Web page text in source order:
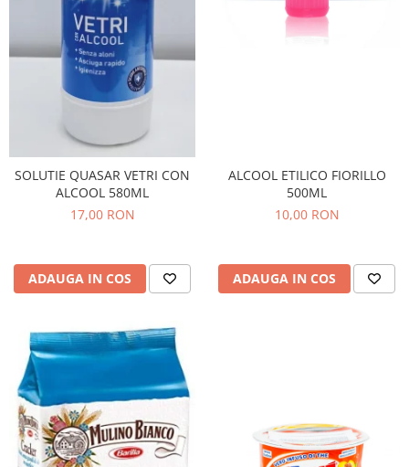
Bere italiana
Vinuri italiene
Bauturi aperitive, alcoolice
Apa italiana
Panettone cozonac italian,
Pandoro si Balocco
Produse fara gluten
Produse de patiserie
SOLUTIE QUASAR VETRI CON
ALCOOL 580ML
17,00 RON
ADAUGA IN COS
ALCOOL ETILICO FIORILLO
500ML
10,00 RON
ADAUGA IN COS